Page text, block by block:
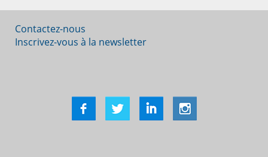
Contactez-nous
Inscrivez-vous à la newsletter